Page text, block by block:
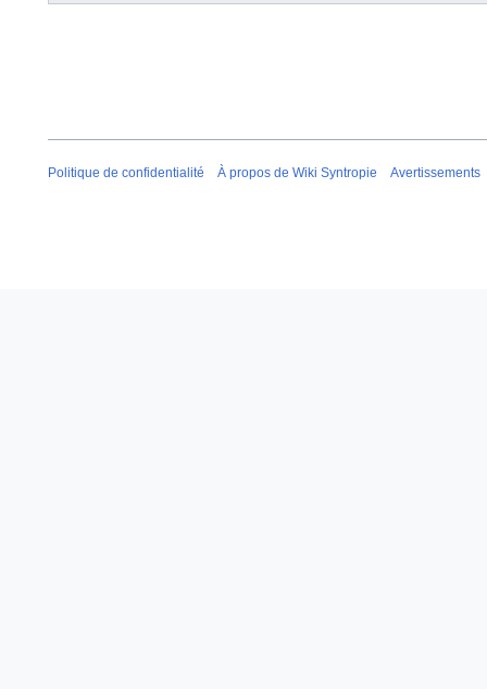
Politique de confidentialité À propos de Wiki Syntropie Avertissements